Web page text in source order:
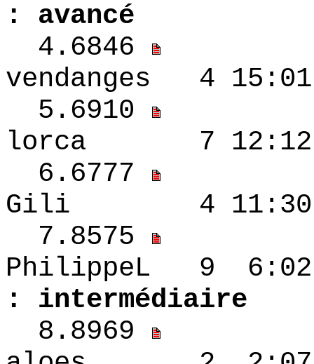
: avancé
4.6846
vendanges 4
5.6910
lorca 7 12:12
6.6777
Gili 4 11:30 -
7.8575
PhilippeL 9
: intermédiaire
8.8969